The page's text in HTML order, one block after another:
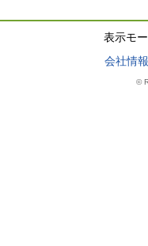
表示モー
会社情報
©